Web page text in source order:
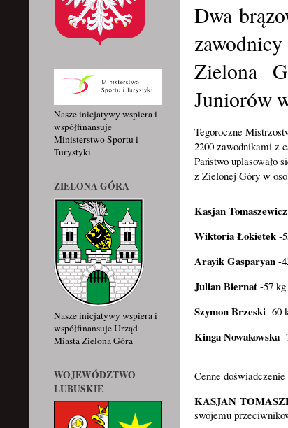
Dwa
Zielona
Juniorów
Tegoroczne
2200 zawodnikami z
Państwo uplasowało
z Zielonej Góry w
Kasjan Tomaszewicz
Wiktoria Łokietek -
Arayik Gasparyan -
Julian Biernat -57
Szymon Brzeski -60
Kinga Nowakowska -
Cenne
KASJAN
swojemu
Nasze inicjatywy wspiera i
współfinansuje
Ministerstwo Sportu i
Turystyki
ZIELONA GÓRA
Nasze inicjatywy wspiera i
współfinansuje Urząd
Miasta Zielona Góra
WOJEWÓDZTWO
LUBUSKIE